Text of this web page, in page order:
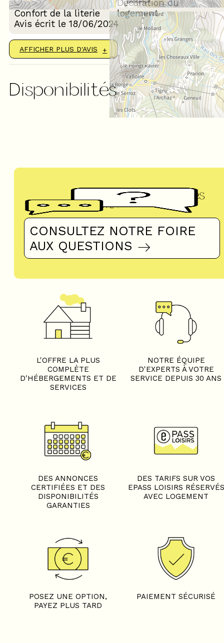
4 pièces - CHALET LE
Appartement 2
OpenStreetMap Streets
Satellite
|©OpenStreetMap
Confort de la literie
Décoration du
logement
Avis écrit le 18/06/2024
AFFICHER PLUS D'AVIS
Disponibilités
Questions fréquentes
UN DOUTE ?
CONSULTEZ NOTRE FOIRE
AUX QUESTIONS
L'OFFRE LA PLUS
COMPLÈTE
D'HÉBERGEMENTS ET DE
SERVICES
NOTRE ÉQUIPE
D'EXPERTS À VOTRE
SERVICE DEPUIS 30 ANS
DES ANNONCES
CERTIFIÉES ET DES
DISPONIBILITÉS
GARANTIES
DES TARIFS SUR VOS
EPASS LOISIRS RÉSERVÉS
AVEC LOGEMENT
POSEZ UNE OPTION,
PAYEZ PLUS TARD
PAIEMENT SÉCURISÉ